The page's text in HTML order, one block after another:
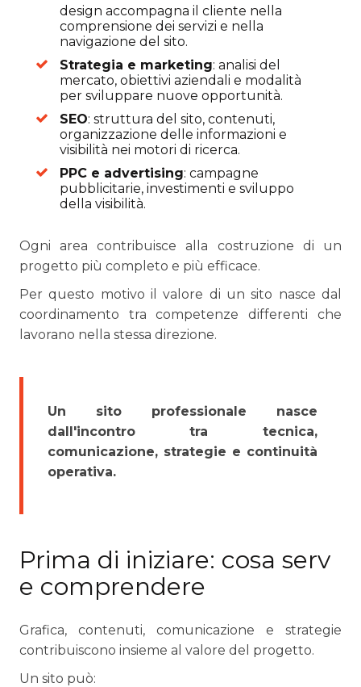
design accompagna il cliente nella
comprensione dei servizi e nella
navigazione del sito.
Strategia e marketing: analisi del
mercato, obiettivi aziendali e modalità
per sviluppare nuove opportunità.
SEO: struttura del sito, contenuti,
organizzazione delle informazioni e
visibilità nei motori di ricerca.
PPC e advertising: campagne
pubblicitarie, investimenti e sviluppo
della visibilità.
Ogni area contribuisce alla costruzione di un
progetto più completo e più efficace.
Per questo motivo il valore di un sito nasce dal
coordinamento tra competenze differenti che
lavorano nella stessa direzione.
Un sito professionale nasce
dall'incontro tra tecnica,
comunicazione, strategie e continuità
operativa.
Prima di iniziare: cosa serv
e comprendere
Grafica, contenuti, comunicazione e strategie
contribuiscono insieme al valore del progetto.
Un sito può: